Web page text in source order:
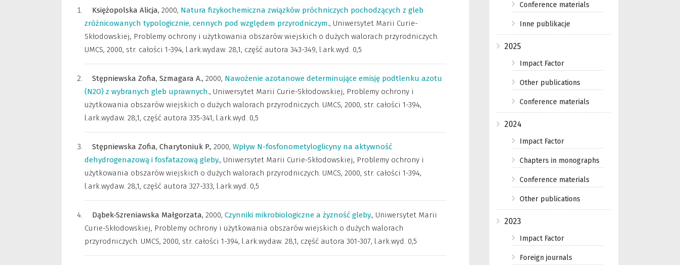
Księżopolska Alicja, 2000, Natura fizykochemiczna związków próchniczych pochodzących z gleb
zróżnicowanych typologicznie, cennych pod względem przyrodniczym., Uniwersytet Marii Curie-
Skłodowskiej, Problemy ochrony i użytkowania obszarów wiejskich o dużych walorach przyrodniczych.
UMCS, 2000, str. całości 1-394, l.ark.wydaw. 28,1, część autora 343-349, l.ark.wyd. 0,5
Stępniewska Zofia, Szmagara A., 2000, Nawożenie azotanowe determinujące emisję podtlenku azotu
(N2O) z wybranych gleb uprawnych., Uniwersytet Marii Curie-Skłodowskiej, Problemy ochrony i
użytkowania obszarów wiejskich o dużych walorach przyrodniczych. UMCS, 2000, str. całości 1-394,
l.ark.wydaw. 28,1, część autora 335-341, l.ark.wyd. 0,5
Stępniewska Zofia, Charytoniuk P., 2000, Wpływ N-fosfonometyloglicyny na aktywność
dehydrogenazową i fosfatazową gleby., Uniwersytet Marii Curie-Skłodowskiej, Problemy ochrony i
użytkowania obszarów wiejskich o dużych walorach przyrodniczych. UMCS, 2000, str. całości 1-394,
l.ark.wydaw. 28,1, część autora 327-333, l.ark.wyd. 0,5
Dąbek-Szreniawska Małgorzata, 2000, Czynniki mikrobiologiczne a żyzność gleby., Uniwersytet Marii
Curie-Skłodowskiej, Problemy ochrony i użytkowania obszarów wiejskich o dużych walorach
przyrodniczych. UMCS, 2000, str. całości 1-394, l.ark.wydaw. 28,1, część autora 301-307, l.ark.wyd. 0,5
Conference materials
Inne publikacje
2025
Impact Factor
Other publications
Conference materials
2024
Impact Factor
Chapters in monographs
Conference materials
Other publications
2023
Impact Factor
Foreign journals